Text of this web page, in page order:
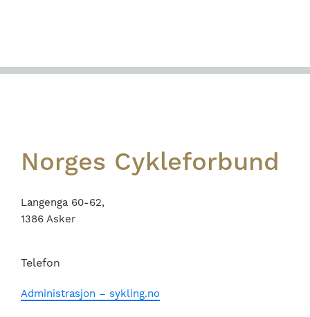
Footer
Norges Cykleforbund
Langenga 60-62,
1386 Asker
Telefon
Administrasjon – sykling.no